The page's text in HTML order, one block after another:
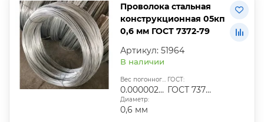
Проволока стальная
конструкционная 05кп
0,6 мм ГОСТ 7372-79
Артикул: 51964
В наличии
Вес погонного метра, т.:
0.0000022194
ГОСТ:
ГОСТ 7372-79
Диаметр:
0,6 мм